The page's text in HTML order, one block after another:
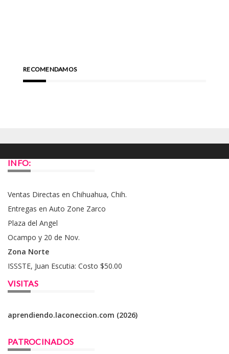
RECOMENDAMOS
INFO:
Ventas Directas en Chihuahua, Chih.
Entregas en Auto Zone Zarco
Plaza del Angel
Ocampo y 20 de Nov.
Zona Norte
ISSSTE, Juan Escutia: Costo $50.00
VISITAS
aprendiendo.laconeccion.com (2026)
PATROCINADOS